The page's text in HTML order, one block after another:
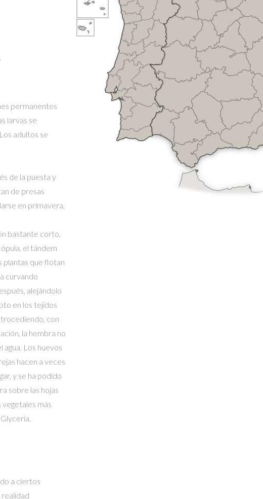
permanentes
larvas se
adultos se
de la puesta y
de presas
en primavera,
bastante corto,
el tándem
plantas que flotan
curvando
alejándolo
en los tejidos
con
la hembra no
Los huevos
hacen a veces
y se ha podido
sobre las hojas
vegetales más
a ciertos
realidad